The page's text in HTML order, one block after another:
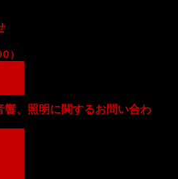
）
、照明に関するお問い合わ